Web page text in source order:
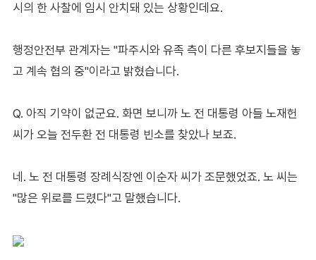
시의 한 사찰에 임시 안치돼 있는 상황인데요.
행정안전부 관계자는 "파주시와 유족 측이 다른 후보지들을 놓
고 계속 협의 중"이라고 밝혔습니다.
Q. 아직 기약이 없군요. 화면 보니까 노 전 대통령 아들 노재헌
씨가 오늘 전두환 전 대통령 빈소를 찾았나 보죠.
네. 노 전 대통령 장례식장엔 이순자 씨가 조문했었죠. 노 씨는
"많은 위로를 드렸다"고 말했습니다.